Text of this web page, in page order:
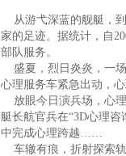
从游弋深蓝的舰艇，到
家的足迹。据统计，自
部队服务。
盛夏，烈日炎炎，一场
心理服务车紧急出动，
放眼今日演兵场，心理
艇长航官兵在“3D心理
中完成心理跨越……
车辙有痕，折射探索轨